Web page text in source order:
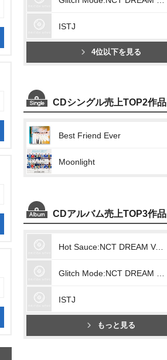
ISTJ
4位以下を見る
CDシングル売上TOP2作品
Best Friend Ever
Moonlight
CDアルバム売上TOP3作品
Hot Sauce:NCT DREAM Vol.1
ISTJ
もっと見る